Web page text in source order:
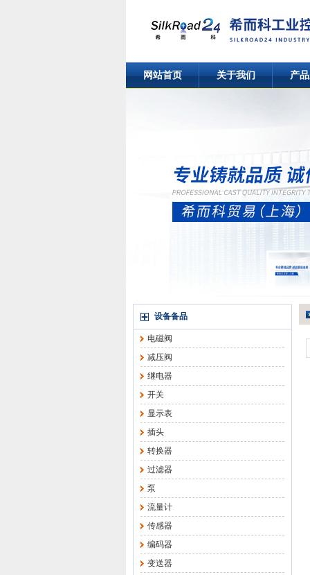
网站首页 关于我们 产
设备备品
电磁阀
减压阀
继电器
开关
显示表
插头
转换器
过滤器
泵
流量计
传感器
编码器
变送器